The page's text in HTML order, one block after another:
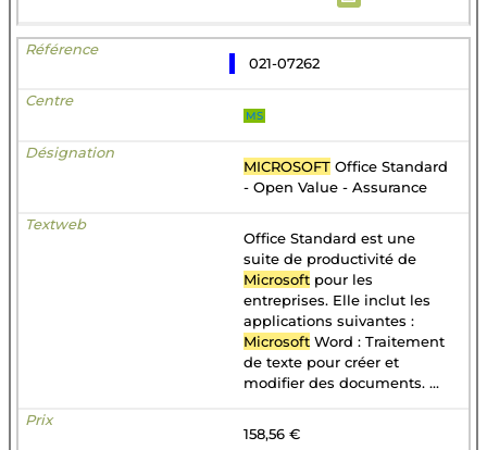
021-07262
MS
MICROSOFT Office Standard
- Open Value - Assurance
Office Standard est une
suite de productivité de
Microsoft pour les
entreprises. Elle inclut les
applications suivantes :
Microsoft Word : Traitement
de texte pour créer et
modifier des documents. ...
158,56 €